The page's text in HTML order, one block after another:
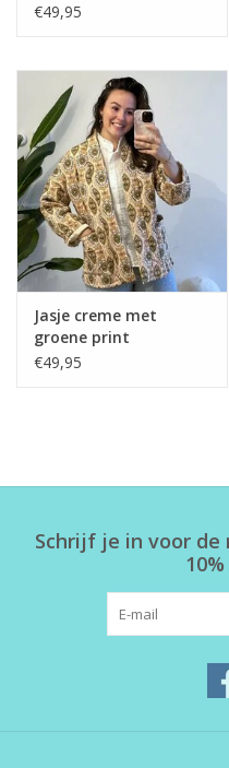
€49,95
Jasje creme met
groene print
€49,95
Schrijf je in voor